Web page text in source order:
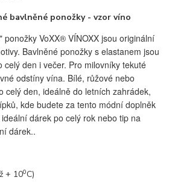
bavlněné ponožky - vzor víno
ponožky VoXX® VÍNOXX jsou originální
Bavlněné ponožky s elastanem jsou
celý den i večer. Pro milovníky tekuté
odstíny vína. Bílé, růžové nebo
celý den, ideálně do letních zahrádek,
kde budete za tento módní doplněk
dárek po celý rok nebo tip na
dárek..
+ 100C)